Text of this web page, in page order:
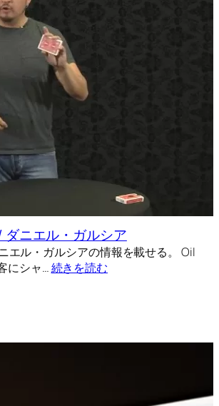
ニエル・ガルシア
エル・ガルシアの情報を載せる。 Oil
にシャ…続きを読む